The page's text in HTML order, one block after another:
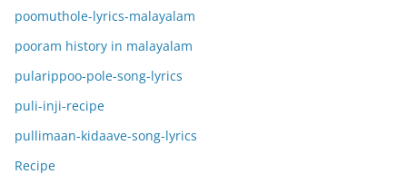
poomuthole-lyrics-malayalam
pooram history in malayalam
pularippoo-pole-song-lyrics
puli-inji-recipe
pullimaan-kidaave-song-lyrics
Recipe